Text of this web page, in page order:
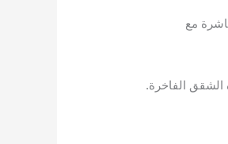
مع
الشقق الفاخرة.